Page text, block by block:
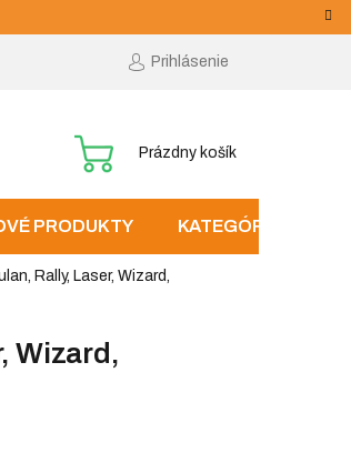
Prihlásenie
NÁKUPNÝ
Prázdny košík
PRODUKTY KATEGÓRIE
Rally, Laser, Wizard,
Wizard,